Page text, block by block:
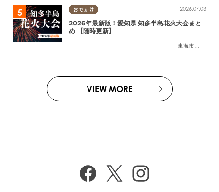
おでかけ
東海市
,大府市
2026.07.03
2026年最新版！愛知県 知多半島花火大会まと
め 【随時更新】
VIEW MORE